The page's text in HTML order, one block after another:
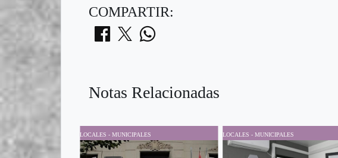
COMPARTIR:
Notas Relacionadas
LOCALES - MUNICIPALES LOCALES - MUNICIPALES